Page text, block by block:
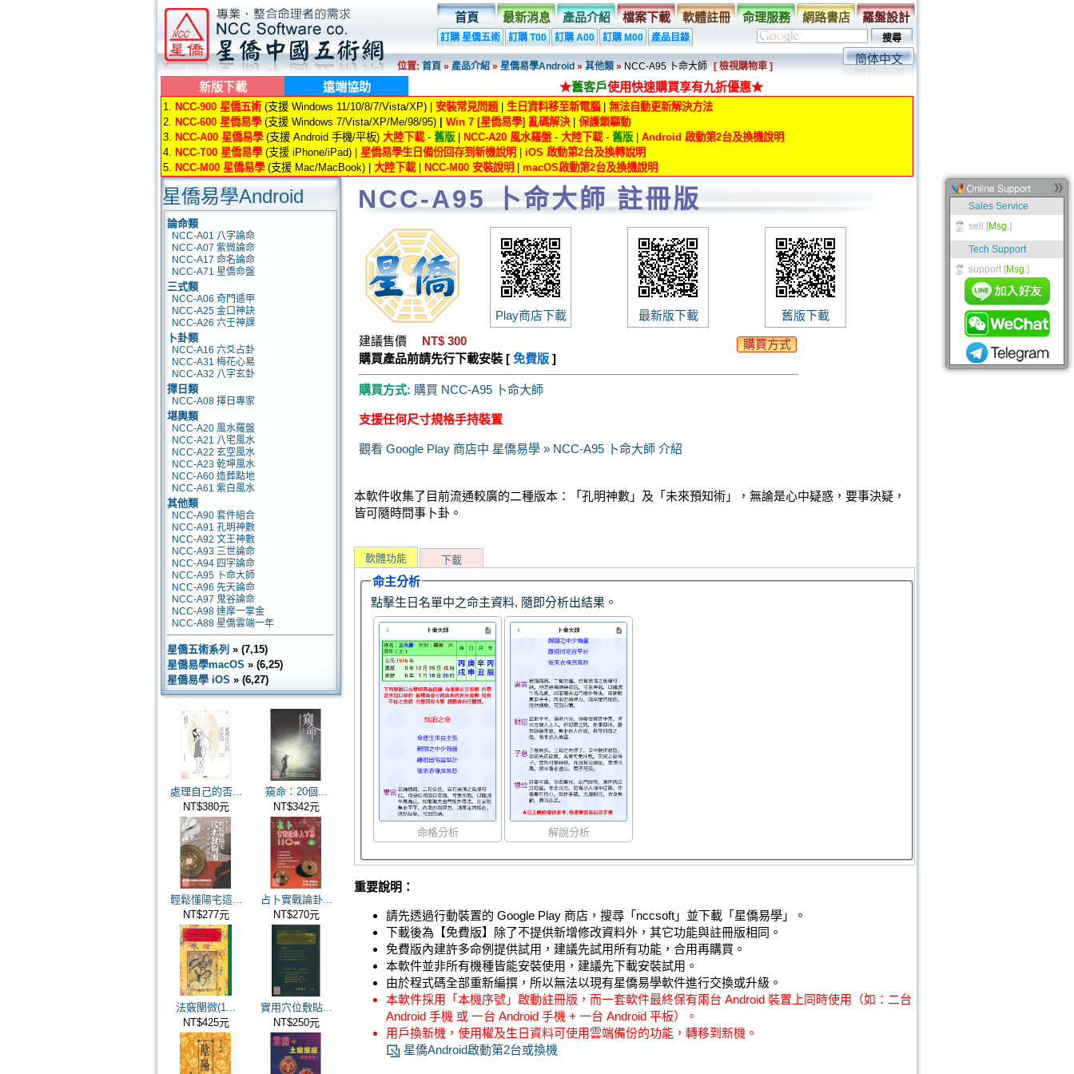
首頁 最新消息 產品介紹 檔案下載 軟體註冊 命理服務 網路書店 羅盤設計
訂購 星僑五術 訂購 T00 訂購 A00 訂購 M00 產品目錄
位置:首頁»產品介紹»星僑易學Android»其他類»NCC-A95 卜命大師 [ 檢視購物車 ]
简体中文
新版下載 遠端協助 ★舊客戶使用快速購買享有九折優惠★
1. NCC-900 星僑五術(支援 Windows 11/10/8/7/Vista/XP) | 安裝常見問題| 生日資料移至新電腦| 無法自動更新解決方法
2. NCC-600 星僑易學(支援 Windows 7/Vista/XP/Me/98/95) Win 7 [星僑易學] 亂碼解決| 保護鎖驅動
3. NCC-A00 星僑易學(支援 Android 手機/平板) 大陸下載- 舊版 NCC-A20 風水羅盤- 大陸下載- 舊版
Android 啟動第2台及換機說明
4. NCC-T00 星僑易學(支援 iPhone/iPad) | 星僑易學生日備份回存到新機說明
iOS 啟動第2台及換轉說明
5. NCC-M00 星僑易學(支援 Mac/MacBook) | 大陸下載| NCC-M00 安裝說明 macOS啟動第2台及換機說明
星僑易學Android
論命類
NCC-A01 八字論命
NCC-A07 紫微論命
NCC-A17 命名論命
NCC-A71 星僑命盤
三式類
NCC-A06 奇門遁甲
NCC-A25 金口神訣
NCC-A26 六壬神課
卜卦類
NCC-A16 六爻占卦
NCC-A31 梅花心易
NCC-A32 八字玄卦
擇日類
NCC-A08 擇日專家
堪輿類
NCC-A20 風水羅盤
NCC-A21 八宅風水
NCC-A22 玄空風水
NCC-A23 乾坤風水
NCC-A60 造葬點地
NCC-A61 紫白風水
其他類
NCC-A90 套件組合
NCC-A91 孔明神數
NCC-A92 文王神數
NCC-A93 三世論命
NCC-A94 四字論命
NCC-A95 卜命大師
NCC-A96 先天論命
NCC-A97 鬼谷論命
NCC-A98 達摩一掌金
NCC-A88 星僑雲端一年
星僑五術系列 » (7,15)
星僑易學macOS » (6,25)
星僑易學 iOS » (6,27)
處理自己的否...
NT$380元
窺命：20個...
NT$342元
輕鬆懂陽宅這...
NT$277元
占卜實戰論卦...
NT$270元
法竅闡微(1...
NT$425元
實用穴位敷貼...
NT$250元
NCC-A95 卜命大師 註冊版
Play商店下載 最新版下載
舊版下載
建議售價
NT$ 300
購買方式
購買產品前請先行下載安裝 [ 免費版 ]
購買方式: 購買 NCC-A95 卜命大師
支援任何尺寸規格手持裝置
觀看 Google Play 商店中 星僑易學 » NCC-A95 卜命大師 介紹
本軟件收集了目前流通較廣的二種版本：「孔明神數」及「未來預知術」，無論是心中疑惑，要事決疑，
皆可隨時問事卜卦。
軟體功能 下載
命主分析
點擊生日名單中之命主資料, 隨即分析出結果。
命格分析 解說分析
重要說明：
請先透過行動裝置的 Google Play 商店，搜尋「nccsoft」並下載「星僑易學」。
下載後為【免費版】除了不提供新增修改資料外，其它功能與註冊版相同。
免費版內建許多命例提供試用，建議先試用所有功能，合用再購買。
本軟件並非所有機種皆能安裝使用，建議先下載安裝試用。
由於程式碼全部重新編撰，所以無法以現有星僑易學軟件進行交換或升級。
本軟件採用「本機序號」啟動註冊版，而一套軟件最終保有兩台 Android 裝置上同時使用（如：二台
Android 手機 或 一台 Android 手機 + 一台 Android 平板）。
用戶換新機，使用權及生日資料可使用雲端備份的功能，轉移到新機。
星僑Android啟動第2台或換機